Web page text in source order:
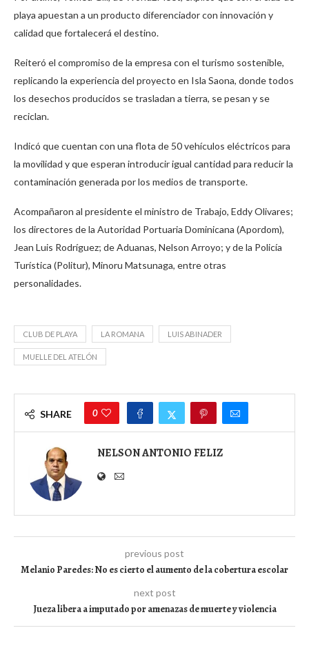
playa apuestan a un producto diferenciador con innovación y
calidad que fortalecerá el destino.
Reiteró el compromiso de la empresa con el turismo sostenible,
replicando la experiencia del proyecto en Isla Saona, donde todos
los desechos producidos se trasladan a tierra, se pesan y se
reciclan.
Indicó que cuentan con una flota de 50 vehículos eléctricos para
la movilidad y que esperan introducir igual cantidad para reducir la
contaminación generada por los medios de transporte.
Acompañaron al presidente el ministro de Trabajo, Eddy Olivares;
los directores de la Autoridad Portuaria Dominicana (Apordom),
Jean Luis Rodríguez; de Aduanas, Nelson Arroyo; y de la Policía
Turística (Politur), Minoru Matsunaga, entre otras
personalidades.
CLUB DE PLAYA LA ROMANA LUIS ABINADER
MUELLE DEL ATELÓN
SHARE 0
NELSON ANTONIO FELIZ
previous post
Melanio Paredes: No es cierto el aumento de la cobertura escolar
next post
Jueza libera a imputado por amenazas de muerte y violencia